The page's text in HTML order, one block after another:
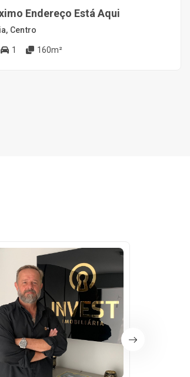
Endereço Está Aqui
Centro
1 160m²